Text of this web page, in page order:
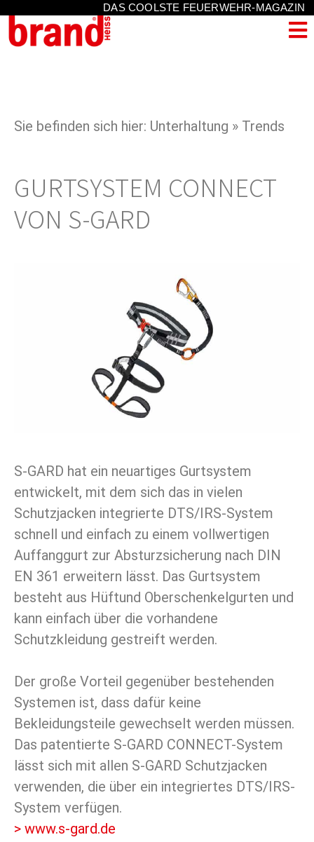
DAS COOLSTE FEUERWEHR-MAGAZIN
Sie befinden sich hier: Unterhaltung » Trends
GURTSYSTEM CONNECT
VON S-GARD
S-GARD hat ein neuartiges Gurtsystem
entwickelt, mit dem sich das in vielen
Schutzjacken integrierte DTS/IRS-System
schnell und einfach zu einem vollwertigen
Auffanggurt zur Absturzsicherung nach DIN
EN 361 erweitern lässt. Das Gurtsystem
besteht aus Hüftund Oberschenkelgurten und
kann einfach über die vorhandene
Schutzkleidung gestreift werden.
Der große Vorteil gegenüber bestehenden
Systemen ist, dass dafür keine
Bekleidungsteile gewechselt werden müssen.
Das patentierte S-GARD CONNECT-System
lässt sich mit allen S-GARD Schutzjacken
verwenden, die über ein integriertes DTS/IRS-
System verfügen.
> www.s-gard.de